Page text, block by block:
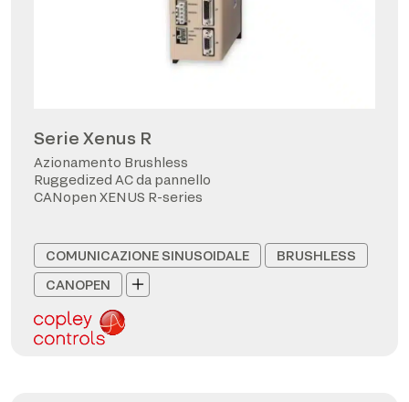
Serie Xenus R
Azionamento Brushless
Ruggedized AC da pannello
CANopen XENUS R-series
COMUNICAZIONE SINUSOIDALE
BRUSHLESS
CANOPEN